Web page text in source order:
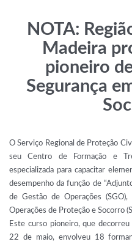
NOTA:
Madeira
pioneiro
Segurança
O Serviço Regional de Proteção
seu Centro de Formação e
especializada para capacitar
desempenho da função de
de Gestão de Operações
Operações de Proteção e Socorro
Este curso pioneiro, que
22 de maio, envolveu 18